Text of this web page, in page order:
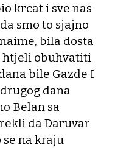
krcat i sve nas
smo to sjajno
bila dosta
htjeli obuhvatiti
bile Gazde I
dana
Belan sa
da Daruvar
na kraju